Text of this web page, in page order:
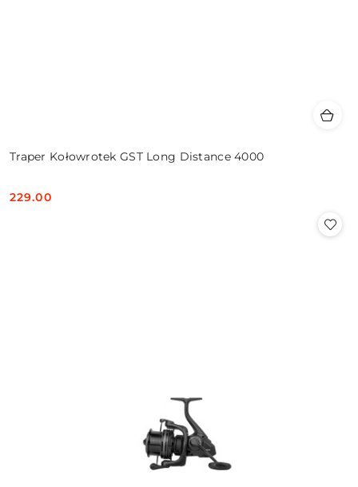
Traper Kołowrotek GST Long Distance 4000
Cena:
229.00